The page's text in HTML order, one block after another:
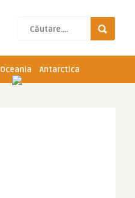
Oceania Antarctica